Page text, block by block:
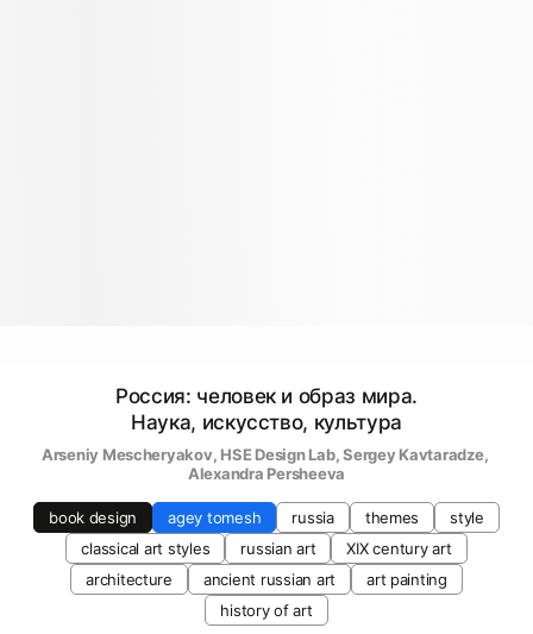
Россия: человек и образ мира.
Наука, искусство, культура
Arseniy Mescheryakov, HSE Design Lab, Sergey Kavtaradze,
Alexandra Persheeva
book design agey tomesh russia themes
style
classical art styles
russian art
XIX century art
architecture
ancient russian art
art painting
history of art